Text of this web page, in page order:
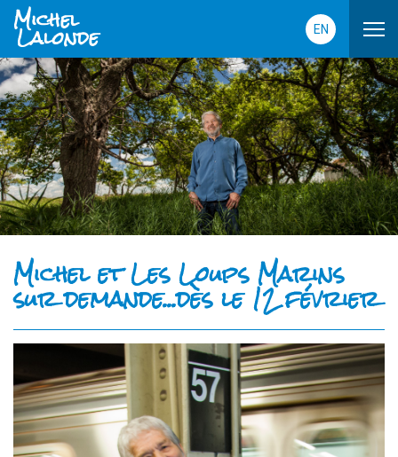
Michel
Lalonde EN
Michel et Les Loups Marins
sur demande...dès le 12 février